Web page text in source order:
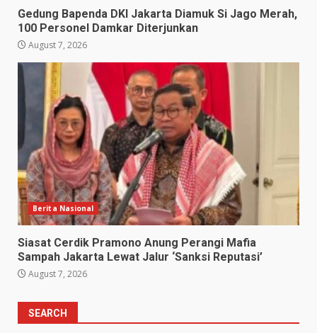
Gedung Bapenda DKI Jakarta Diamuk Si Jago Merah,
100 Personel Damkar Diterjunkan
August 7, 2026
Berita Nasional
Siasat Cerdik Pramono Anung Perangi Mafia
Sampah Jakarta Lewat Jalur ‘Sanksi Reputasi’
August 7, 2026
SEARCH